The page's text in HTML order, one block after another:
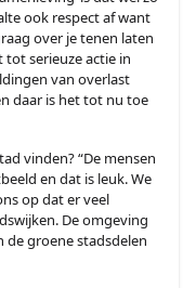
ook respect af want
over je tenen laten
serieuze actie in
van overlast
daar is het tot nu toe
vinden? “De mensen
en dat is leuk. We
op dat er veel
De omgeving
de groene stadsdelen